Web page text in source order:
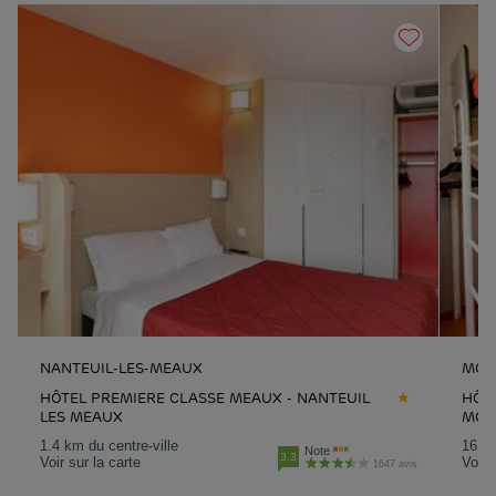
NANTEUIL-LES-MEAUX
HÔTEL PREMIERE CLASSE MEAUX - NANTEUIL
LES MEAUX
1.4 km du centre-ville
Voir sur la carte
3.3 Note
1647 avis
16.8
Voir